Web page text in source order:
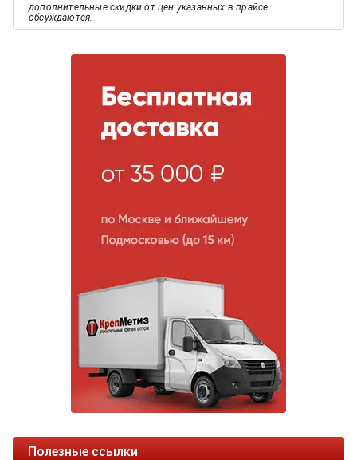
дополнительные скидки от цен указанных в прайсе
обсуждаются.
Полезные ссылки